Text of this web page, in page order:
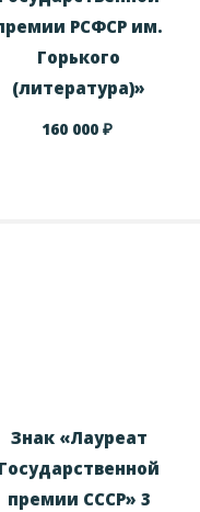
РСФСР им.
Горького
(литература)»
160 000₽
Знак «Лауреат
Государственной
премии СССР» 3